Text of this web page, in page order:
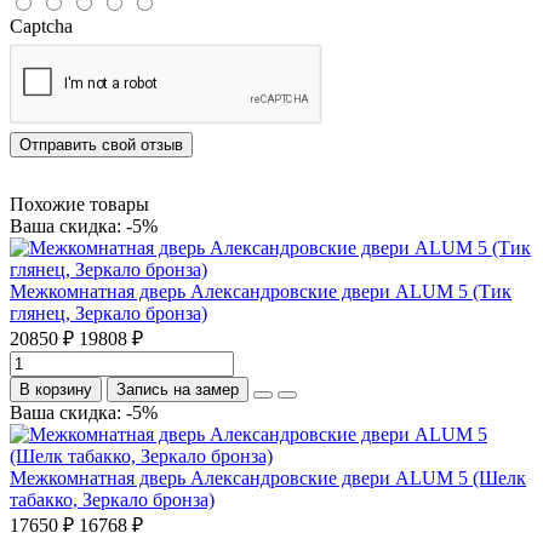
Captcha
Отправить свой отзыв
Похожие товары
Ваша скидка: -5%
Межкомнатная дверь Александровские двери ALUM 5 (Тик
глянец, Зеркало бронза)
20850 ₽ 19808 ₽
В корзину Запись на замер
Ваша скидка: -5%
Межкомнатная дверь Александровские двери ALUM 5 (Шелк
табакко, Зеркало бронза)
17650 ₽ 16768 ₽